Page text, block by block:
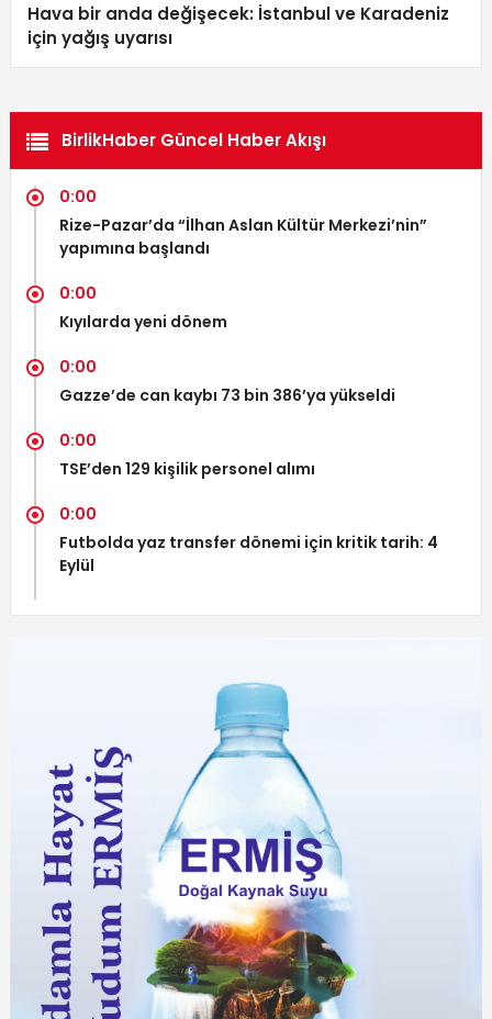
Hava bir anda değişecek: İstanbul ve Karadeniz
için yağış uyarısı
BirlikHaber Güncel Haber Akışı
0:00
Rize-Pazar’da “İlhan Aslan Kültür Merkezi’nin”
yapımına başlandı
0:00
Kıyılarda yeni dönem
0:00
Gazze’de can kaybı 73 bin 386’ya yükseldi
0:00
TSE’den 129 kişilik personel alımı
0:00
Futbolda yaz transfer dönemi için kritik tarih: 4
Eylül